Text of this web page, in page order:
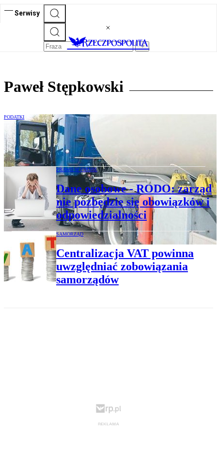
Serwisy
Paweł Stępkowski
PODATKI
Na czym polega kontrola towarów
akcyzowych
PRAWO W FIRMIE
Dane osobowe - RODO: zarząd
nie pozbędzie się obowiązków i
odpowiedzialności
SAMORZĄD
Centralizacja VAT powinna
uwzględniać zobowiązania
samorządów